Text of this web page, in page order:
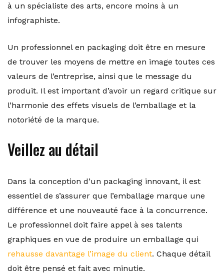
à un spécialiste des arts, encore moins à un
infographiste.
Un professionnel en packaging doit être en mesure
de trouver les moyens de mettre en image toutes ces
valeurs de l’entreprise, ainsi que le message du
produit. Il est important d’avoir un regard critique sur
l’harmonie des effets visuels de l’emballage et la
notoriété de la marque.
Veillez au détail
Dans la conception d’un packaging innovant, il est
essentiel de s’assurer que l’emballage marque une
différence et une nouveauté face à la concurrence.
Le professionnel doit faire appel à ses talents
graphiques en vue de produire un emballage qui
rehausse davantage l’image du client. Chaque détail
doit être pensé et fait avec minutie.